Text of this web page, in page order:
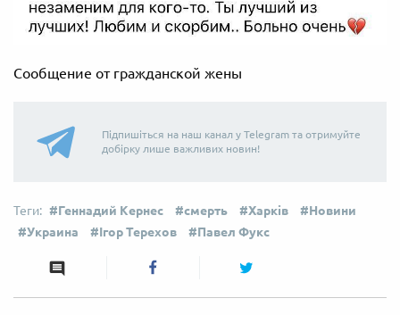
Сообщение от гражданской жены
Підпишіться на наш канал у Telegram та отримуйте
добірку лише важливих новин!
Геннадий Кернес смерть Харків
Новини
Украина
Ігор Терехов Павел Фукс